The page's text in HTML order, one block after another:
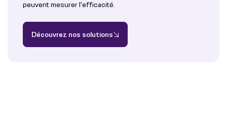
peuvent mesurer l'efficacité.
Découvrez nos solutions